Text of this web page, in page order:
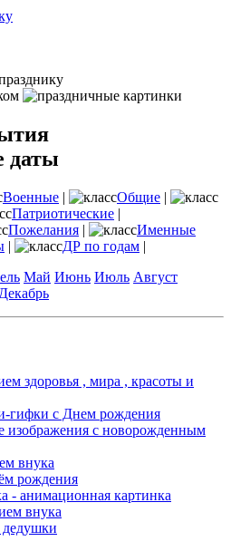
даты
Военные | Общие |
Патриотические |
Пожелания |
Именные
| ДР по годам |
Май Июнь Июль Август
Декабрь
здоровья , мира , красоты и
гифки с Днем рождения
изображения с новорожденным
внука
рождения
- анимационная картинка
внука
дедушки